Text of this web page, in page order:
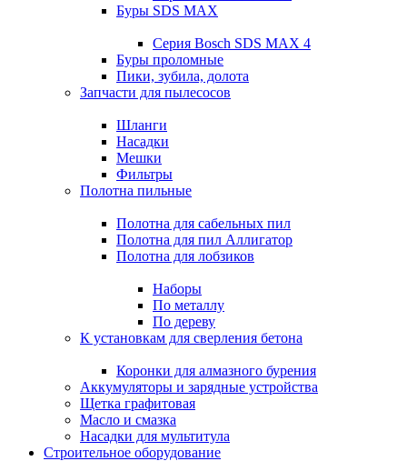
Буры SDS MAX
Серия Bosch SDS MAX 4
Буры проломные
Пики, зубила, долота
Запчасти для пылесосов
Шланги
Насадки
Мешки
Фильтры
Полотна пильные
Полотна для сабельных пил
Полотна для пил Аллигатор
Полотна для лобзиков
Наборы
По металлу
По дереву
К установкам для сверления бетона
Коронки для алмазного бурения
Аккумуляторы и зарядные устройства
Щетка графитовая
Масло и смазка
Насадки для мультитула
Строительное оборудование